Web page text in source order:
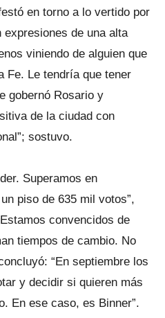
en torno a lo vertido por
expresiones de una alta
viniendo de alguien que
Fe. Le tendría que tener
gobernó Rosario y
de la ciudad con
sostuvo.
Superamos en
piso de 635 mil votos”,
convencidos de
tiempos de cambio. No
“En septiembre los
y decidir si quieren más
En ese caso, es Binner”.